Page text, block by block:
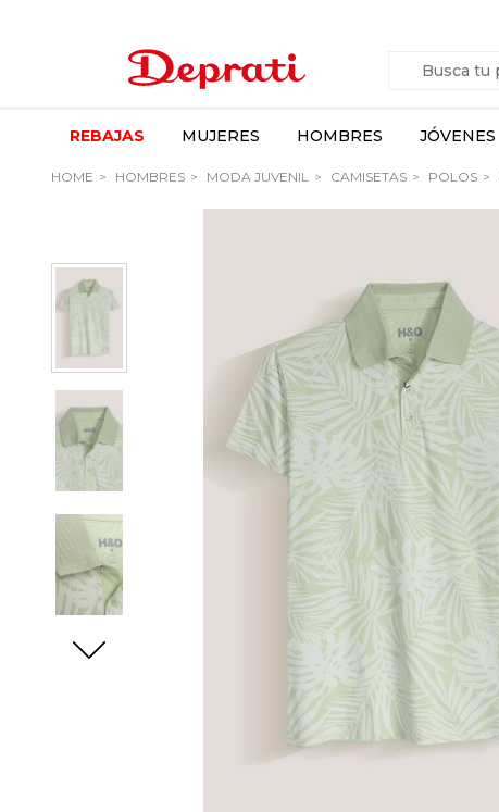
REBAJAS MUJERES HOMBRES JÓVENES
HOME HOMBRES MODA JUVENIL CAMISETAS POLOS